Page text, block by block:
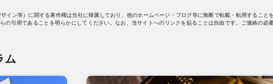
イン等）に関する著作権は当社に帰属しており、他のホームページ・ブログ等に無断で転載・転用すること
の引用であることを明らかにしてください。なお、当サイトへのリンクを貼ることは自由です。ご連絡の必
ム